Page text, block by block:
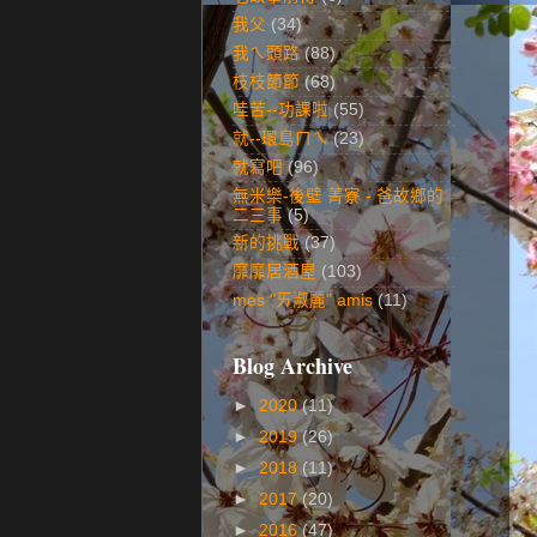
我父 (34)
我ㄟ頭路 (88)
枝枝節節 (68)
哇苦--功課啦 (55)
就--環島ㄇㄟ (23)
就寫吧 (96)
無米樂-後壁 菁寮 - 爸故鄉的
二三事 (5)
新的挑戰 (37)
靡靡居酒屋 (103)
mes "ㄞ淑麗" amis (11)
Blog Archive
► 2020(11)
►2019(26)
►2018 (11)
►2017(20)
►2016(47)